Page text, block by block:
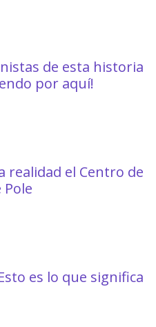
de esta historia
por aquí!
realidad el Centro de
es lo que significa